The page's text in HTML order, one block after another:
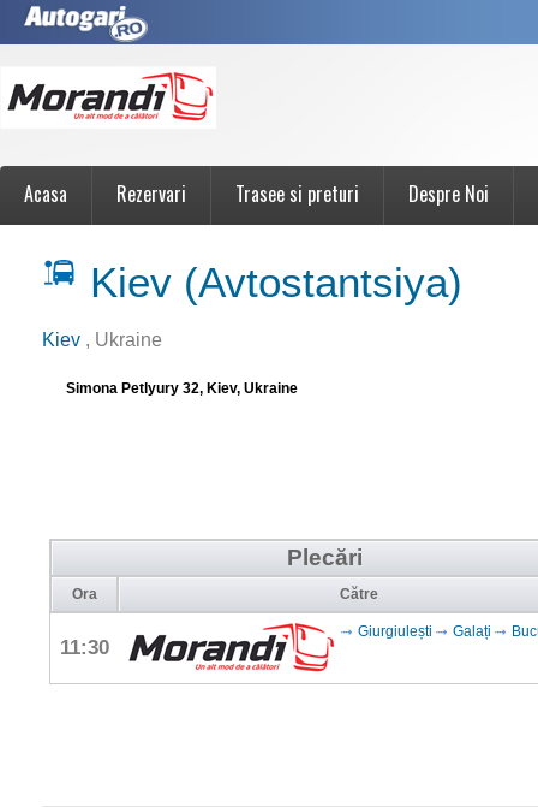
Acasa Rezervari Trasee si preturi Despre Noi
Kiev (Avtostantsiya)
Kiev , Ukraine
Simona Petlyury 32, Kiev, Ukraine
Plecări
Ora Către
11:30
Giurgiulești Galați